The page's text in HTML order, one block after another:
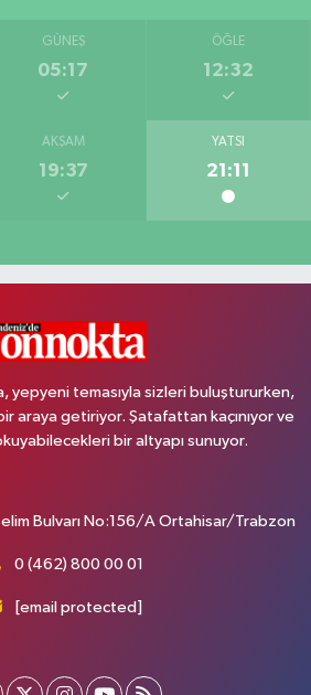
GÜNEŞ
05:17
ÖĞLE
12:32
AKŞAM
19:37
YATSI
21:11
yepyeni temasıyla sizleri buluştururken,
araya getiriyor. Şatafattan kaçınıyor ve
bir altyapı sunuyor.
Bulvarı No:156/A Ortahisar/Trabzon
0 (462) 800 00 01
[email protected]